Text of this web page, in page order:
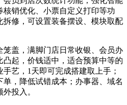
销优化、小票自定义打印等功
修，可设置装备摆设、模块取配
盖，满脚门店日常收银、会员办
起，价钱适中，适合预算中等的
艺，1天即可完成搭建取上手；
，降低试错成本；办事器、域名
投入。